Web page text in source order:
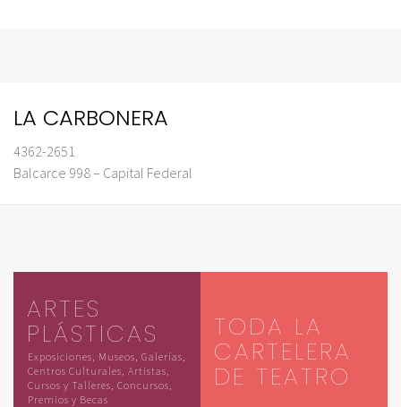
LA CARBONERA
4362-2651
Balcarce 998 – Capital Federal
ARTES
PLÁSTICAS
Exposiciones, Museos, Galerías,
Centros Culturales, Artistas,
Cursos y Talleres, Concursos,
Premios y Becas
TODA LA
CARTELERA
DE TEATRO